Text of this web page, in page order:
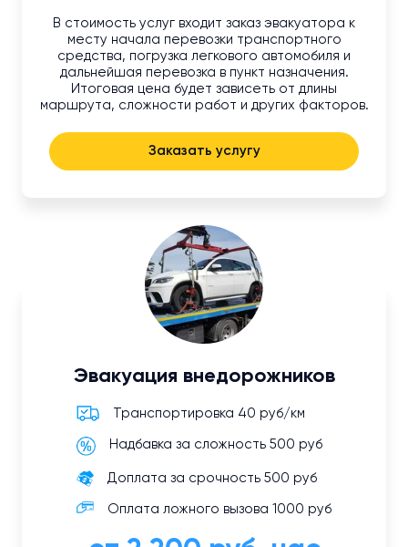
В стоимость услуг входит заказ эвакуатора к
месту начала перевозки транспортного
средства, погрузка легкового автомобиля и
дальнейшая перевозка в пункт назначения.
Итоговая цена будет зависеть от длины
маршрута, сложности работ и других факторов.
Заказать услугу
Эвакуация внедорожников
Транспортировка 40 руб/км
Надбавка за сложность 500 руб
Доплата за срочность 500 руб
Оплата ложного вызова 1000 руб